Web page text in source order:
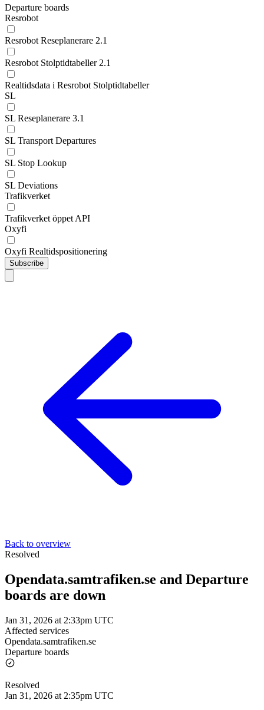
Departure boards
Resrobot
Resrobot Reseplanerare 2.1
Resrobot Stolptidtabeller 2.1
Realtidsdata i Resrobot Stolptidtabeller
SL
SL Reseplanerare 3.1
SL Transport Departures
SL Stop Lookup
SL Deviations
Trafikverket
Trafikverket öppet API
Oxyfi
Oxyfi Realtidspositionering
Subscribe
Back to overview
Resolved
Opendata.samtrafiken.se and Departure
boards are down
Jan 31, 2026 at 2:33pm UTC
Affected services
Opendata.samtrafiken.se
Departure boards
Resolved
Jan 31, 2026 at 2:35pm UTC